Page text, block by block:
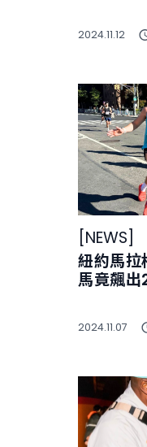
2024.11.12
[NEWS]
紐約馬拉
馬竟飆出
2024.11.07